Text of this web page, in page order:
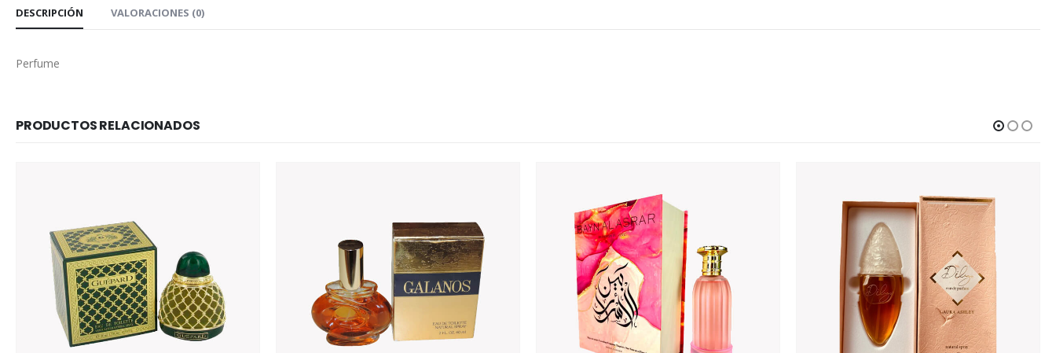
DESCRIPCIÓN VALORACIONES (0)
Perfume
PRODUCTOS RELACIONADOS